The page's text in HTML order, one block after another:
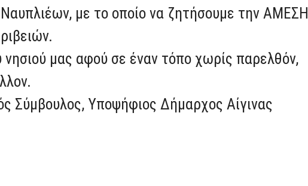
με το οποίο να ζητήσουμε την ΑΜΕΣΗ
μας αφού σε έναν τόπο χωρίς παρελθόν,
Σύμβουλος, Υποψήφιος Δήμαρχος Αίγινας